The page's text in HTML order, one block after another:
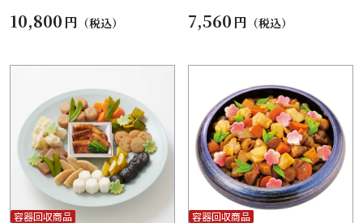
10,800 円 （税込） 7,560 円 （税込）
容器回収商品 容器回収商品